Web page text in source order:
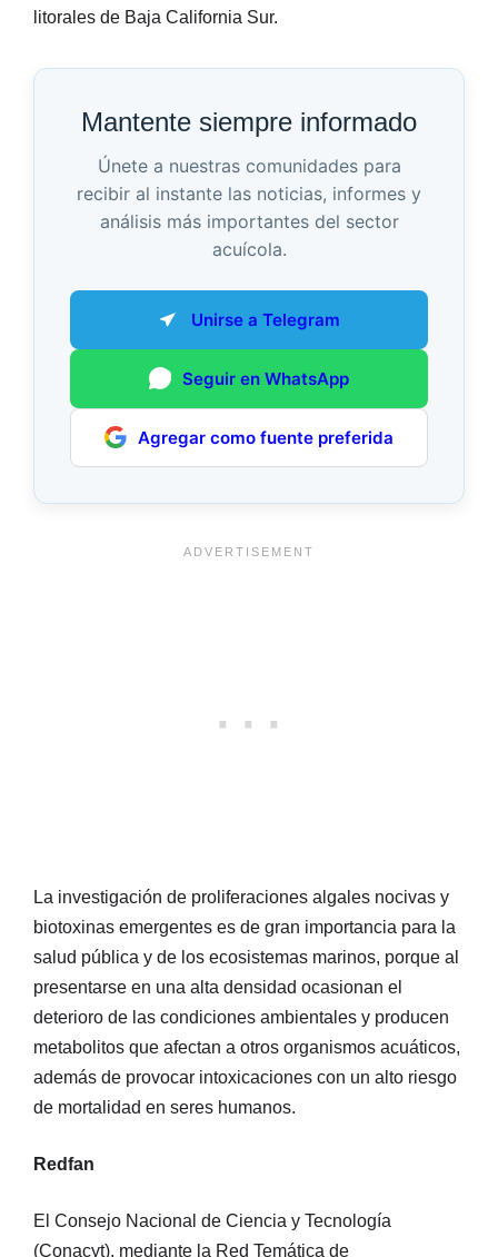
litorales de Baja California Sur.
Mantente siempre informado
Únete a nuestras comunidades para
recibir al instante las noticias, informes y
análisis más importantes del sector
acuícola.
Unirse a Telegram
Seguir en WhatsApp
Agregar como fuente preferida
La investigación de proliferaciones algales nocivas y
biotoxinas emergentes es de gran importancia para la
salud pública y de los ecosistemas marinos, porque al
presentarse en una alta densidad ocasionan el
deterioro de las condiciones ambientales y producen
metabolitos que afectan a otros organismos acuáticos,
además de provocar intoxicaciones con un alto riesgo
de mortalidad en seres humanos.
Redfan
El Consejo Nacional de Ciencia y Tecnología
(Conacyt), mediante la Red Temática de